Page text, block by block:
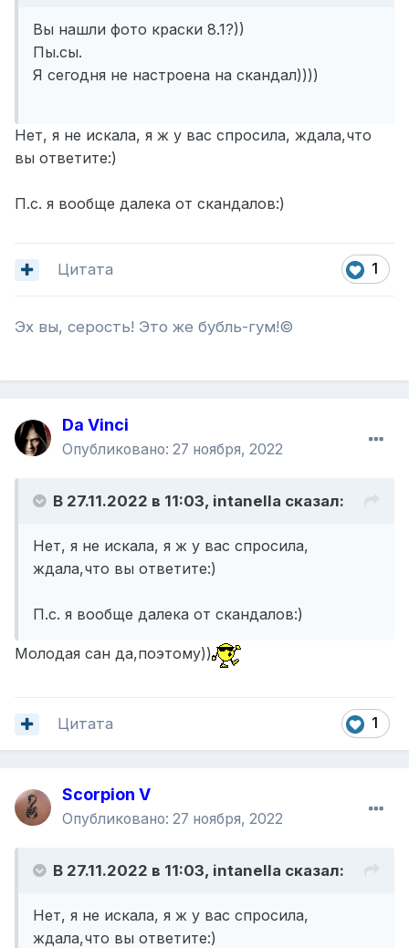
Вы нашли фото краски 8.1?))
Пы.сы.
Я сегодня не настроена на скандал))))
Нет, я не искала, я ж у вас спросила, ждала,что
вы ответите:)
П.с. я вообще далека от скандалов:)
1
Цитата
Эх вы, серость! Это же бубль-гум!©
Da Vinci
Опубликовано: 27 ноября, 2022
В 27.11.2022 в 11:03, intanella сказал:
Нет, я не искала, я ж у вас спросила,
ждала,что вы ответите:)
П.с. я вообще далека от скандалов:)
Молодая сан да,поэтому))
1
Цитата
Scorpion V
Опубликовано: 27 ноября, 2022
В 27.11.2022 в 11:03, intanella сказал:
Нет, я не искала, я ж у вас спросила,
ждала,что вы ответите:)